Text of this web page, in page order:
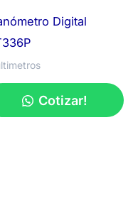
Digital
Cotizar!